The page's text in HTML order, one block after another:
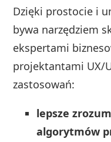
Dzięki prostocie i
bywa narzędziem
ekspertami
projektantami UX/
zastosowań:
lepsze
algorytmów